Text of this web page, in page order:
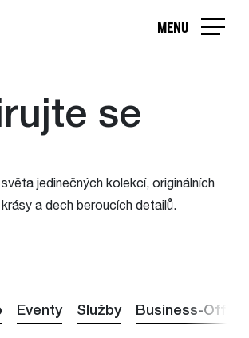
MENU
se
jedinečných kolekcí, originálních
a dech beroucích detailů.
Eventy Služby Business-Office